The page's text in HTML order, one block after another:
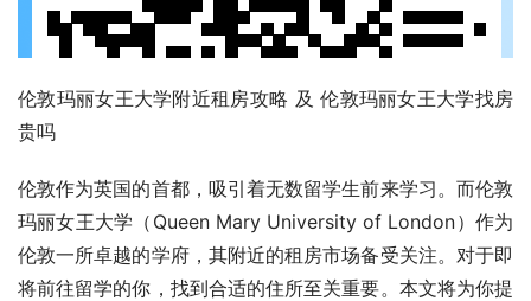
伦敦玛丽女王大学附近租房攻略 及 伦敦玛丽女王大学找房
贵吗
伦敦作为英国的首都，吸引着无数留学生前来学习。而伦敦
玛丽女王大学（Queen Mary University of London）作为
伦敦一所卓越的学府，其附近的租房市场备受关注。对于即
将前往留学的你，找到合适的住所至关重要。本文将为你提